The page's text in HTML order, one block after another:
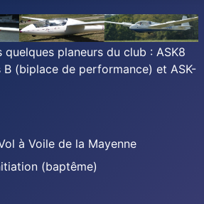
planeurs du club : ASK8
B (biplace de performance) et ASK-
à Voile de la Mayenne
(baptême)